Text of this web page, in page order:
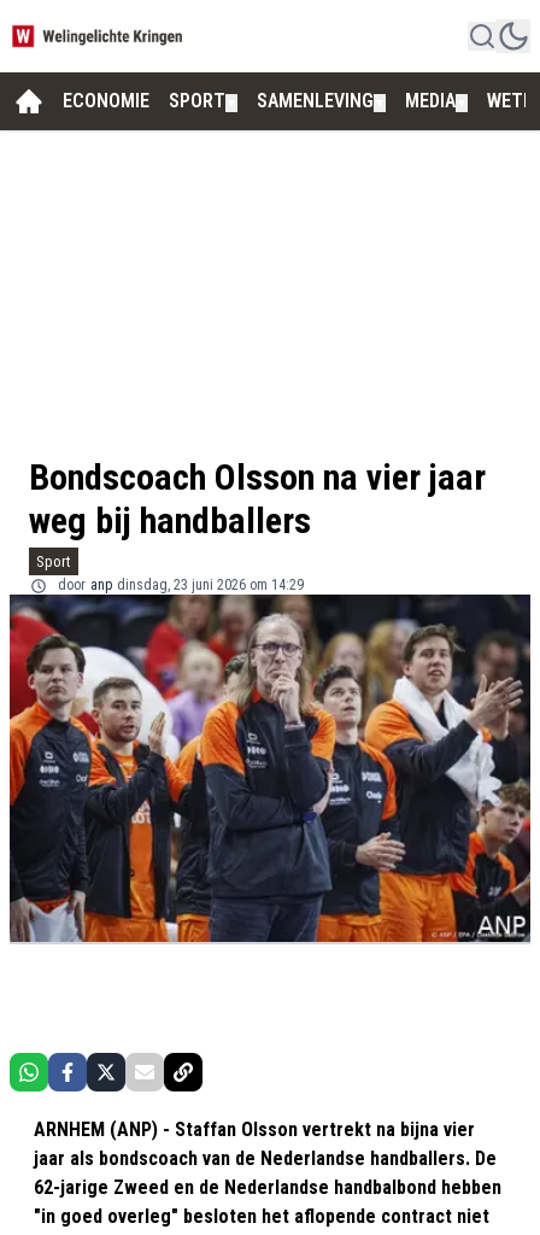
ECONOMIE SPORT SAMENLEVING MEDIA
Bondscoach Olsson na vier jaar
weg bij handballers
Sport
door anp dinsdag, 23 juni 2026 om 14:29
ARNHEM (ANP) - Staffan Olsson vertrekt na bijna vier
jaar als bondscoach van de Nederlandse handballers. De
62-jarige Zweed en de Nederlandse handbalbond hebben
"in goed overleg" besloten het aflopende contract niet